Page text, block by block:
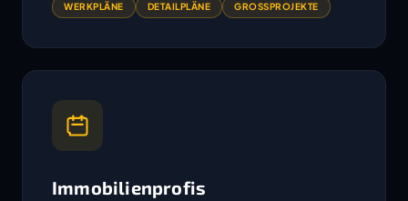
WERKPLÄNE DETAILPLÄNE GROSSPROJEKTE
Immobilienprofis